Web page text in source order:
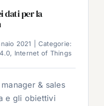
dati per la
2021
Categorie:
, Internet of Things
& sales
e gli obiettivi